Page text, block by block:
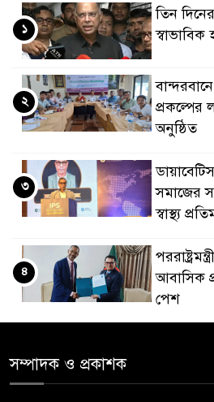
তিন
স্বাভাবিক
১
প্রকল্পের
অনুষ্ঠিত
২
সমাজের
স্বাস্থ্য
৩
আবাসিক
পেশ
৪
৫
সম্পাদক ও প্রকাশক